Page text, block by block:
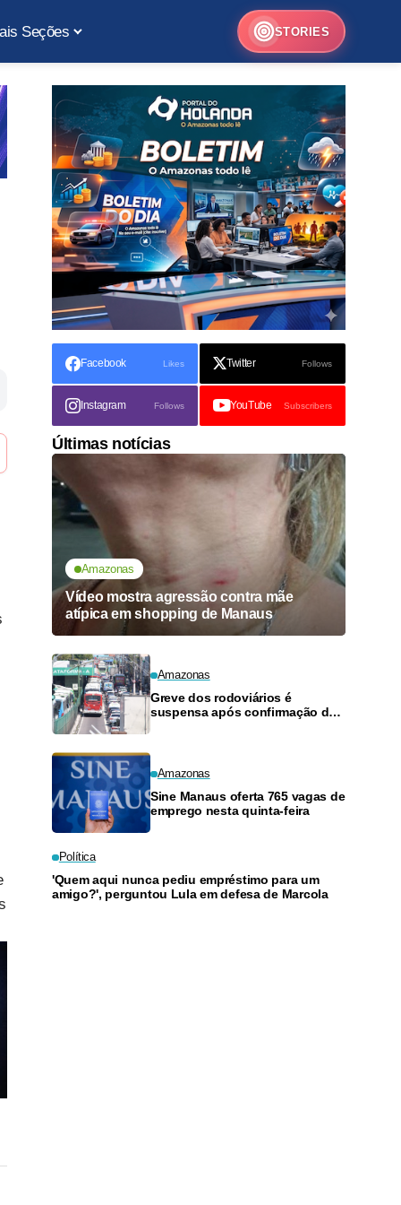
Seções STORIES
Facebook Likes Twitter Follows
Instagram Follows YouTube Subscribers
Últimas notícias
Amazonas
Vídeo mostra agressão contra mãe
atípica em shopping de Manaus
Amazonas
Greve dos rodoviários é
suspensa após confirmação de
Amazonas
Sine Manaus oferta 765 vagas de
emprego nesta quinta-feira
Política
'Quem aqui nunca pediu empréstimo para um
amigo?', perguntou Lula em defesa de Marcola